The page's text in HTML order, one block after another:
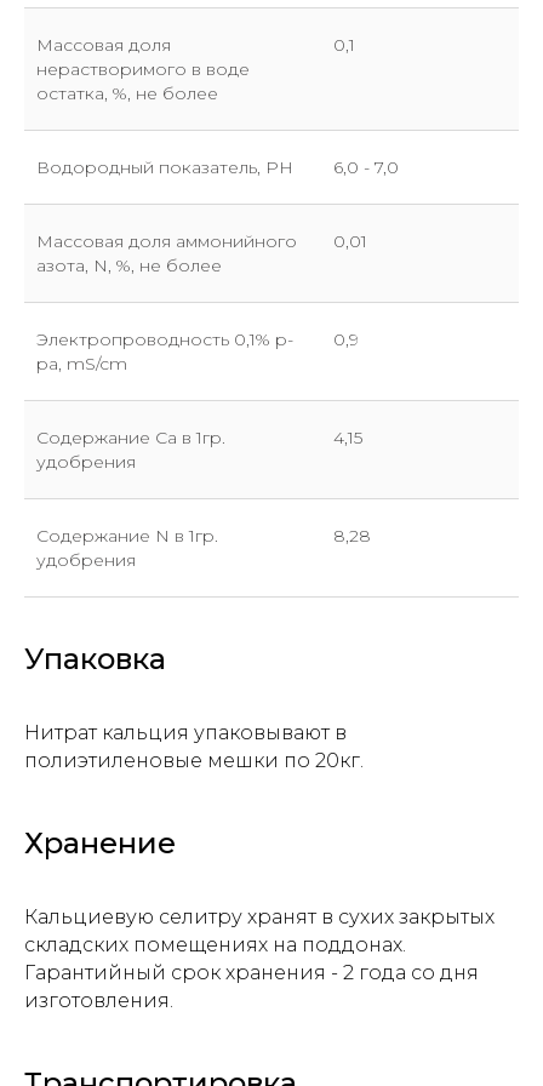
Массовая доля
нерастворимого в воде
остатка, %, не более
0,1
Водородный показатель, PH 6,0 - 7,0
Массовая доля аммонийного
азота, N, %, не более
0,01
Электропроводность 0,1% p-
pa, mS/cm
0,9
Содержание Ca в 1гр.
удобрения
4,15
Содержание N в 1гр.
удобрения
8,28
Упаковка
Нитрат кальция упаковывают в
полиэтиленовые мешки по 20кг.
Хранение
Кальциевую селитру хранят в сухих закрытых
складских помещениях на поддонах.
Гарантийный срок хранения - 2 года со дня
изготовления.
Прикрепите файл с заявкой
Add files
Отправить заявку
Нажимая на кнопку, вы даете согласие на
конфиденциальности